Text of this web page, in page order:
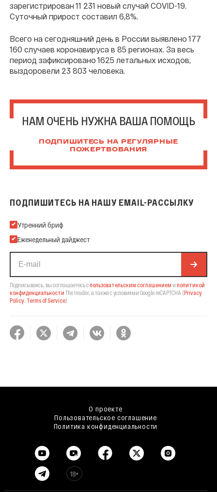
зарегистрирован 11 231 новый случай COVID-19.
Суточный прирост составил 6,8%.
Всего на сегодняшний день в России выявлено 177
160 случаев коронавируса в 85 регионах. За весь
период зафиксировано 1625 летальных исходов,
выздоровели 23 803 человека.
НАМ ОЧЕНЬ НУЖНА ВАША ПОМОЩЬ
ПОДПИШИТЕСЬ НА РЕГУЛЯРНЫЕ
ПОЖЕРТВОВАНИЯ
ПОДПИШИТЕСЬ НА НАШУ EMAIL-РАССЫЛКУ
Подпишитесь на нашу Email-рассылку
Утренний бриф
Еженедельный дайджест
Подписываясь, вы соглашаетесь спользовательским соглашением и политикой
конфиденциальности The Insider, а также с условиями Google reCAPTCHA (Privacy
Policy Terms of Service).
О проекте
Пользовательское соглашение
Политика конфиденциальности
18+